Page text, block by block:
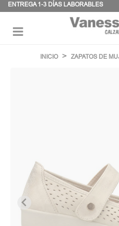
ENTREGA 1-3 DÍAS LABORABLES
palancaINICIO ZAPATOS DE
Panel de gestión de cookies